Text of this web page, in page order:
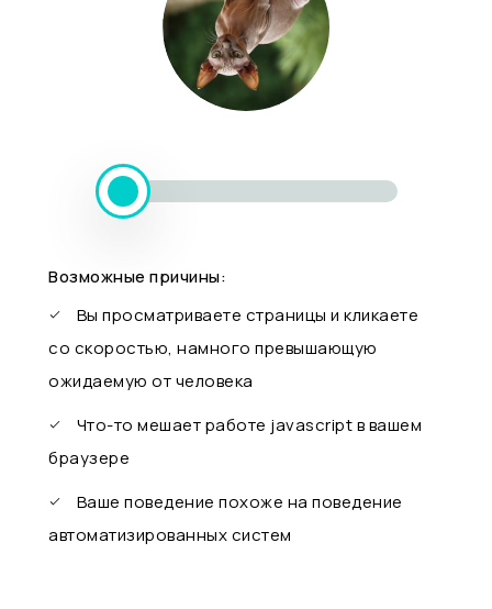
Возможные причины:
Вы просматриваете страницы и кликаете
со скоростью, намного превышающую
ожидаемую от человека
Что-то мешает работе javascript в вашем
браузере
Ваше поведение похоже на поведение
автоматизированных систем